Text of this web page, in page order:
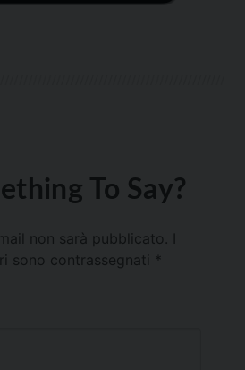
To Say?
non sarà pubblicato.
sono contrassegnati *